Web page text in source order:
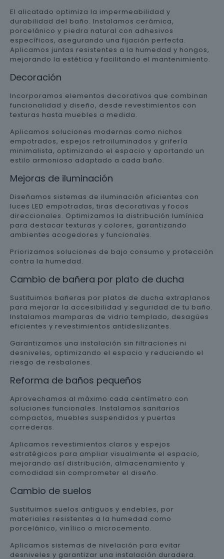
El alicatado optimiza la impermeabilidad y
durabilidad del baño. Instalamos cerámica,
porcelánico y piedra natural con adhesivos
específicos, asegurando una fijación perfecta.
Aplicamos juntas resistentes a la humedad y hongos,
mejorando la estética y facilitando el mantenimiento.
Decoración
Incorporamos elementos decorativos que combinan
funcionalidad y diseño, desde revestimientos con
texturas hasta muebles a medida.
Aplicamos soluciones modernas como nichos
empotrados, espejos retroiluminados y grifería
minimalista, optimizando el espacio y aportando un
estilo armonioso adaptado a cada baño.
Mejoras de iluminación
Diseñamos sistemas de iluminación eficientes con
luces LED empotradas, tiras decorativas y focos
direccionales. Optimizamos la distribución lumínica
para destacar texturas y colores, garantizando
ambientes acogedores y funcionales.
Priorizamos soluciones de bajo consumo y protección
contra la humedad.
Cambio de bañera por plato de ducha
Sustituimos bañeras por platos de ducha extraplanos
para mejorar la accesibilidad y seguridad de tu baño.
Instalamos mamparas de vidrio templado, desagües
eficientes y revestimientos antideslizantes.
Garantizamos una instalación sin filtraciones ni
desniveles, optimizando el espacio y reduciendo el
riesgo de resbalones.
Reforma de baños pequeños
Aprovechamos al máximo cada centímetro con
soluciones funcionales. Instalamos sanitarios
compactos, muebles suspendidos y puertas
correderas.
Aplicamos revestimientos claros y espejos
estratégicos para ampliar visualmente el espacio,
mejorando así distribución, almacenamiento y
comodidad sin comprometer el diseño.
Cambio de suelos
Sustituimos suelos antiguos y endebles, por
materiales resistentes a la humedad como
porcelánico, vinílico o microcemento.
Aplicamos sistemas de nivelación para evitar
desniveles y garantizar una instalación duradera.